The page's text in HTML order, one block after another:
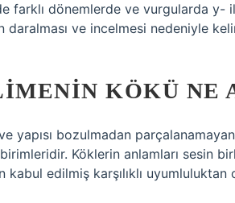
farklı dönemlerde ve vurgularda y-
daralması ve incelmesi nedeniyle
KÖKÜ NE
yapısı bozulmadan
Köklerin anlamları sesin
kabul edilmiş karşılıklı uyumluluktan